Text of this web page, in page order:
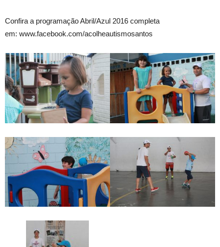
Confira a programação Abril/Azul 2016 completa
em: www.facebook.com/acolheautismosantos